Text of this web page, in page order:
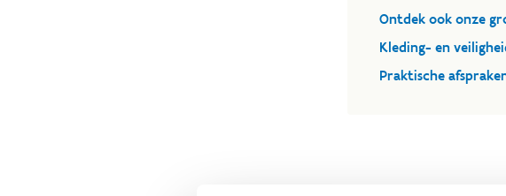
Ontdek ook onze
Kleding- en
Praktische